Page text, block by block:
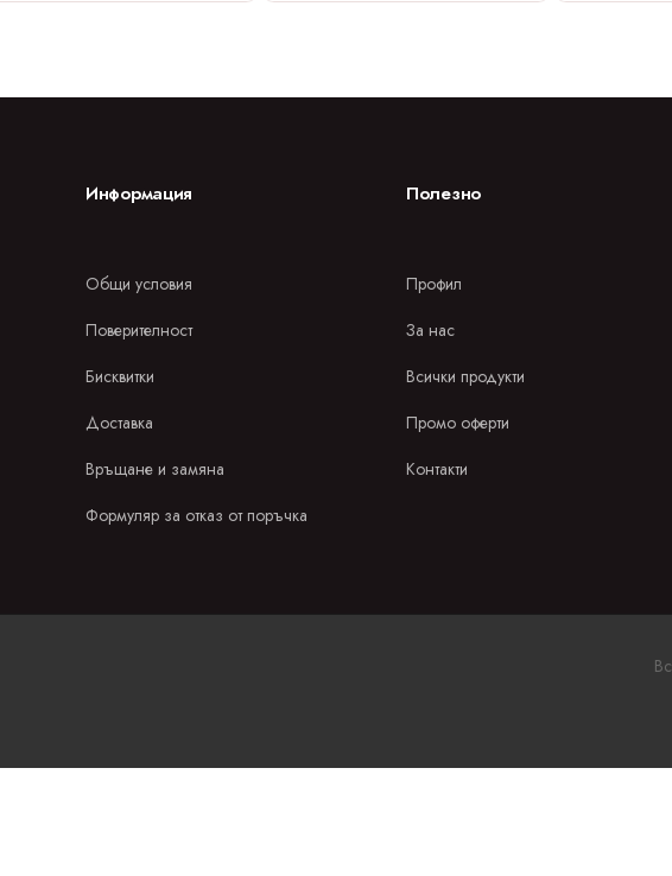
Информация
Общи условия
Поверителност
Бисквитки
Доставка
Връщане и замяна
Формуляр за отказ от поръчка
Полезно
Профил
За нас
Всички продукти
Промо оферти
Контакти